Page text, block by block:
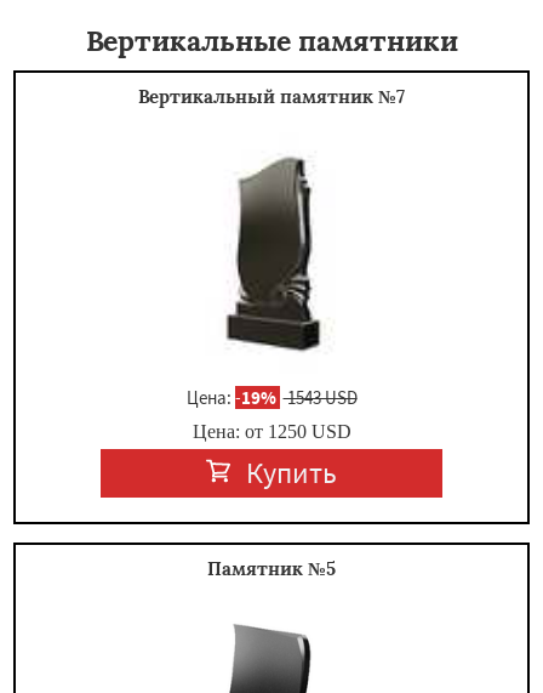
Вертикальные памятники
Вертикальный памятник №7
Цена: -19% 1543 USD
Цена: от 1250USD
Купить
Памятник №5